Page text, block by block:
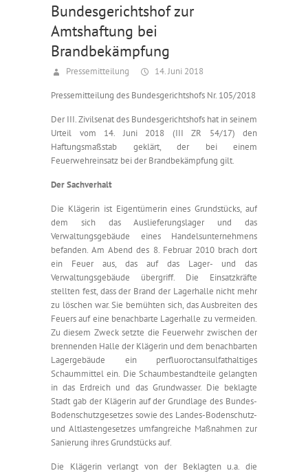
Bundesgerichtshof zur
Amtshaftung bei
Brandbekämpfung
Pressemitteilung 14. Juni 2018
Pressemitteilung des Bundesgerichtshofs Nr. 105/2018
Der III. Zivilsenat des Bundesgerichtshofs hat in seinem
Urteil vom 14. Juni 2018 (III ZR 54/17) den
Haftungsmaßstab geklärt, der bei einem
Feuerwehreinsatz bei der Brandbekämpfung gilt.
Der Sachverhalt
Die Klägerin ist Eigentümerin eines Grundstücks, auf
dem sich das Auslieferungslager und das
Verwaltungsgebäude eines Handelsunternehmens
befanden. Am Abend des 8. Februar 2010 brach dort
ein Feuer aus, das auf das Lager- und das
Verwaltungsgebäude übergriff. Die Einsatzkräfte
stellten fest, dass der Brand der Lagerhalle nicht mehr
zu löschen war. Sie bemühten sich, das Ausbreiten des
Feuers auf eine benachbarte Lagerhalle zu vermeiden.
Zu diesem Zweck setzte die Feuerwehr zwischen der
brennenden Halle der Klägerin und dem benachbarten
Lagergebäude ein perfluoroctansulfathaltiges
Schaummittel ein. Die Schaumbestandteile gelangten
in das Erdreich und das Grundwasser. Die beklagte
Stadt gab der Klägerin auf der Grundlage des Bundes-
Bodenschutzgesetzes sowie des Landes-Bodenschutz-
und Altlastengesetzes umfangreiche Maßnahmen zur
Sanierung ihres Grundstücks auf.
Die Klägerin verlangt von der Beklagten u.a. die